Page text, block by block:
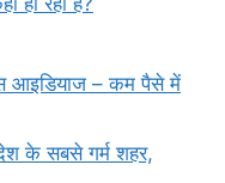
आइडियाज – कम पैसे में
के सबसे गर्म शहर,